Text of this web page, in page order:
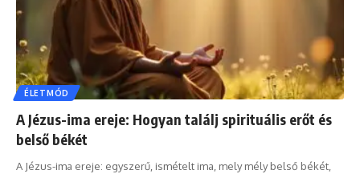
ÉLETMÓD
A Jézus-ima ereje: Hogyan találj spirituális erőt és
belső békét
A Jézus-ima ereje: egyszerű, ismételt ima, mely mély belső békét,